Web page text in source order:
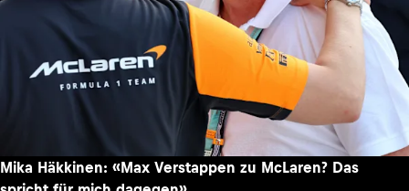
Mika Häkkinen: «Max Verstappen zu McLaren? Das